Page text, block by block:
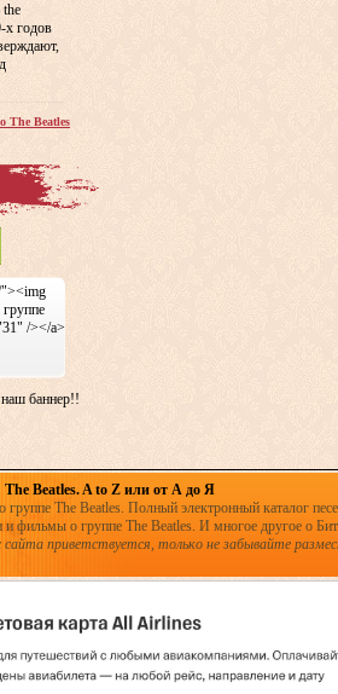
the
х годов
The Beatles
"><img
/></a>
баннер!!
The Beatles. A to Z или от А до Я
The Beatles. Полный электронный каталог
фильмы о группе The Beatles. И многое другое о
приветствуется, только не забывайте